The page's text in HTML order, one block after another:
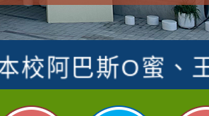
校參加桃園市中
君教師榮獲社
校阿巴斯O蜜、
桃園市科展 國
校四年二班張O